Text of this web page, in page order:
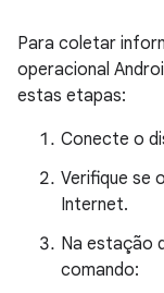
Para coletar
operacional
estas etapas:
Conecte o
Verifique se
Internet.
Na estação
comando: